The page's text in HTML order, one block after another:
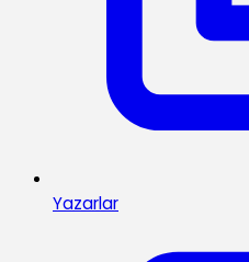
Yazarlar